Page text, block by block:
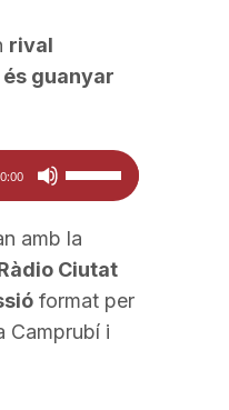
rival
guanyar
Feu
servir
les
tecles
de
fletxa
amb la
Ciutat
format per
Camprubí i